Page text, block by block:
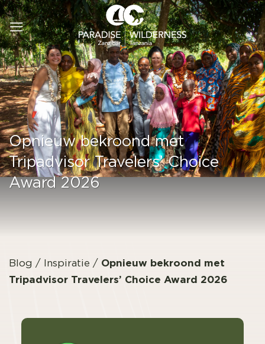
Ga
naar
inhoud
Opnieuw bekroond met
Tripadvisor Travelers’ Choice
Award 2026
Blog / Inspiratie / Opnieuw bekroond met
Tripadvisor Travelers’ Choice Award 2026